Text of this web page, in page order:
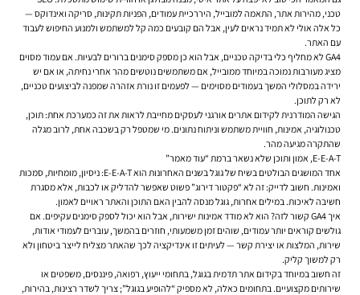
טכני, מהירות אתר, התאמה למובייל, היררכיית עמודים, הפניות תקינות, סריקה ואינדוקס —
כל אלה אולי לא תמיד נראים לעין, אבל הם קובעים כמה קל למשתמש ולמנוע החיפוש לעבוד
עם האתר.
GA4 לא מחליף כלי בדיקה טכניים, אבל הוא כן מספק סימנים ברורים לבעיות. אם עמוד מסוים
מציג מעורבות נמוכה במיוחד ממובייל, אם משתמשים נוטשים מהר אחרי נחיתה, או אם יש
ירידה במסלולי המשך בעמודים מסוימים — לפעמים זו נורת אזהרה שמפנה לביצועים טכניים,
לא רק לתוכן.
הגישה המודרנית לקידום אתרים אורגני לעסקים מחייבת לראות את זה כמערכת אחת: תוכן,
טכנולוגיה, אמינות, חוויית משתמש וניתוח נתונים. מי שמטפל רק בשכבה אחת, לרוב מגלה
שהתקרה מגיעה מהר.
E-E-A-T, אמון ותוכן שלא נשאר ברמת “עוד מאמר”
אחד המושגים הבולטים בשיח של גוגל בשנים האחרונות הוא E-E-A-T: ניסיון, מומחיות, סמכות
ואמינות. חשוב לדייק: זה לא “פקטור דירוג” פשוט שאפשר להדליק או לכבות, אלא מסגרת
חשיבה לאיכות. במילים אחרות, גוגל מנסה להבין האם התוכן והאתר ראויים לאמון.
איך GA4 קשור לזה? הוא לא מודד אמינות ישירות, אבל הוא יכול לספק סימנים עקיפים. אם
גולשים קוראים יותר עמודים, שוהים זמן משמעותי, חוזרים בהמשך, עוברים לעמודי אודות,
שירות, המלצות או יצירת קשר — לעיתים זו אינדיקציה לכך שהאתר מצליח לייצר ביטחון ולא
רק למשוך קליק.
זה חשוב במיוחד בקידום אתר תדמית בגוגל, בתחומי ייעוץ, רפואה, פיננסים, משפטים או
שירותים מקצועיים. בתחומים כאלה, לא מספיק “להופיע בגוגל”; צריך לשדר רצינות, בהירות,